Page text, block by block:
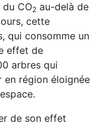
CO2 au-delà de
cette
qui consomme un
effet de
arbres qui
en région éloignée
de son effet